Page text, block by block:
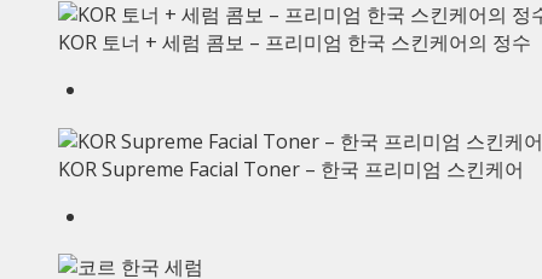
KOR 토너 + 세럼 콤보 – 프리미엄 한국 스킨케어의 정수
KOR Supreme Facial Toner – 한국 프리미엄 스킨케어